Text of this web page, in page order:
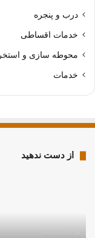
ی
درب و پنجره
خدمات اقساطی
محوطه سازی و استخر
خدمات
از دست ندهید